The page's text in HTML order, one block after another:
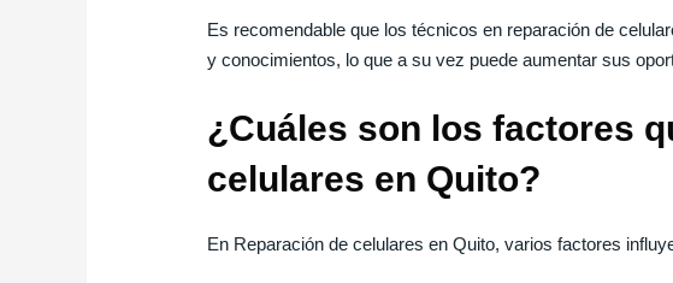
Es recomendable que los técnicos en reparación de
y conocimientos, lo que a su vez puede aumentar sus
¿Cuáles son los factores
celulares en Quito?
En Reparación de celulares en Quito, varios factores